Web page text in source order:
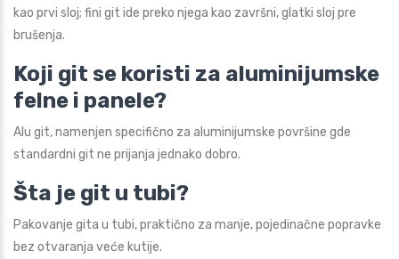
kao prvi sloj; fini git ide preko njega kao završni, glatki sloj pre
brušenja.
Koji git se koristi za aluminijumske
felne i panele?
Alu git, namenjen specifično za aluminijumske površine gde
standardni git ne prijanja jednako dobro.
Šta je git u tubi?
Pakovanje gita u tubi, praktično za manje, pojedinačne popravke
bez otvaranja veće kutije.